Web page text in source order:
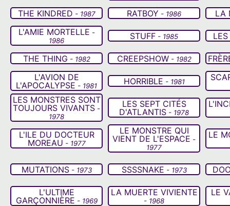
THE KINDRED - 1987 RATBOY - 1986
LA
L'AMIE MORTELLE -
1986
STUFF - 1985
THE THING - 1982 CREEPSHOW- 1982
L'AVION DE
L'APOCALYPSE - 1981 HORRIBLE - 1981
LES MONSTRES SONT
TOUJOURS VIVANTS -
1978
LES SEPT CITÉS
D'ATLANTIS - 1978
L'ILE DU DOCTEUR
MOREAU - 1977
LE MONSTRE QUI
VIENT DE L'ESPACE -
1977
LE
MUTATIONS- 1973 SSSSNAKE - 1973
L'ULTIME
GARÇONNIÈRE - 1969
LA MUERTE VIVIENTE
- 1968
LE